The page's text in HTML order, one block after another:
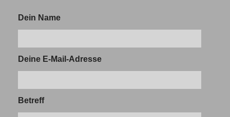
Dein Name
Deine E-Mail-Adresse
Betreff